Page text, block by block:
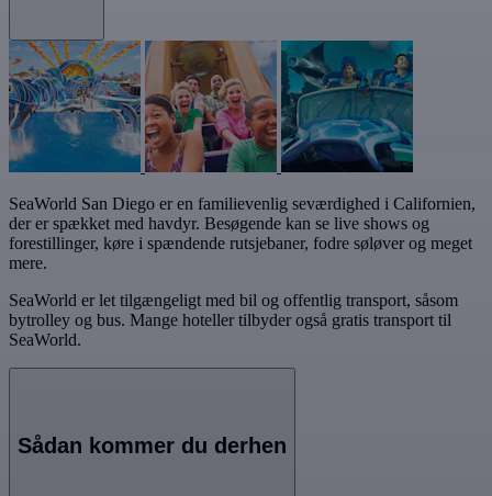
SeaWorld San Diego er en familievenlig seværdighed i Californien,
der er spækket med havdyr. Besøgende kan se live shows og
forestillinger, køre i spændende rutsjebaner, fodre søløver og meget
mere.
SeaWorld er let tilgængeligt med bil og offentlig transport, såsom
bytrolley og bus. Mange hoteller tilbyder også gratis transport til
SeaWorld.
Sådan kommer du derhen